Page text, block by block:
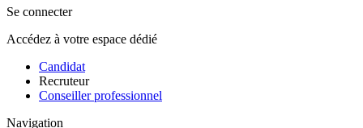
Se connecter
Accédez à votre espace dédié
Candidat
Recruteur
Conseiller professionnel
Navigation